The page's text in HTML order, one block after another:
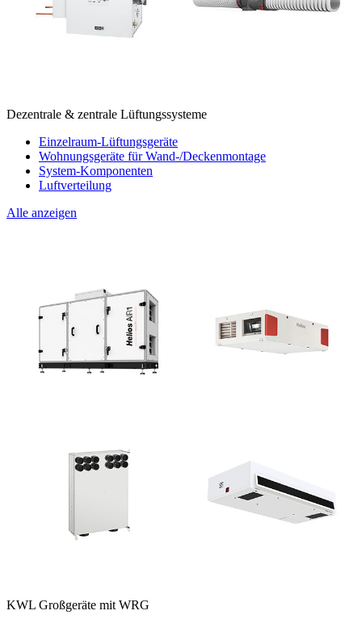
Dezentrale & zentrale Lüftungssysteme
Einzelraum-Lüftungsgeräte
Wohnungsgeräte für Wand-/Deckenmontage
System-Komponenten
Luftverteilung
Alle anzeigen
KWL Großgeräte mit WRG